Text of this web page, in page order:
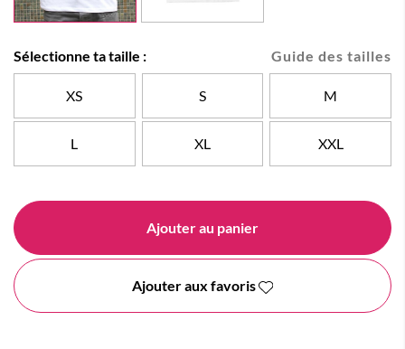
Guide des tailles
Sélectionne ta taille :
XS S M
L XL XXL
Ajouter au panier
Ajouter aux favoris